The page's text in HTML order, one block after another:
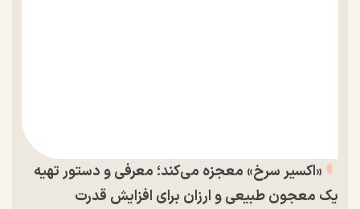
«اکسیر سرخ» معجزه می‌کند؛ معرفی و دستور تهیه
یک معجون طبیعی و ارزان برای افزایش قدرت